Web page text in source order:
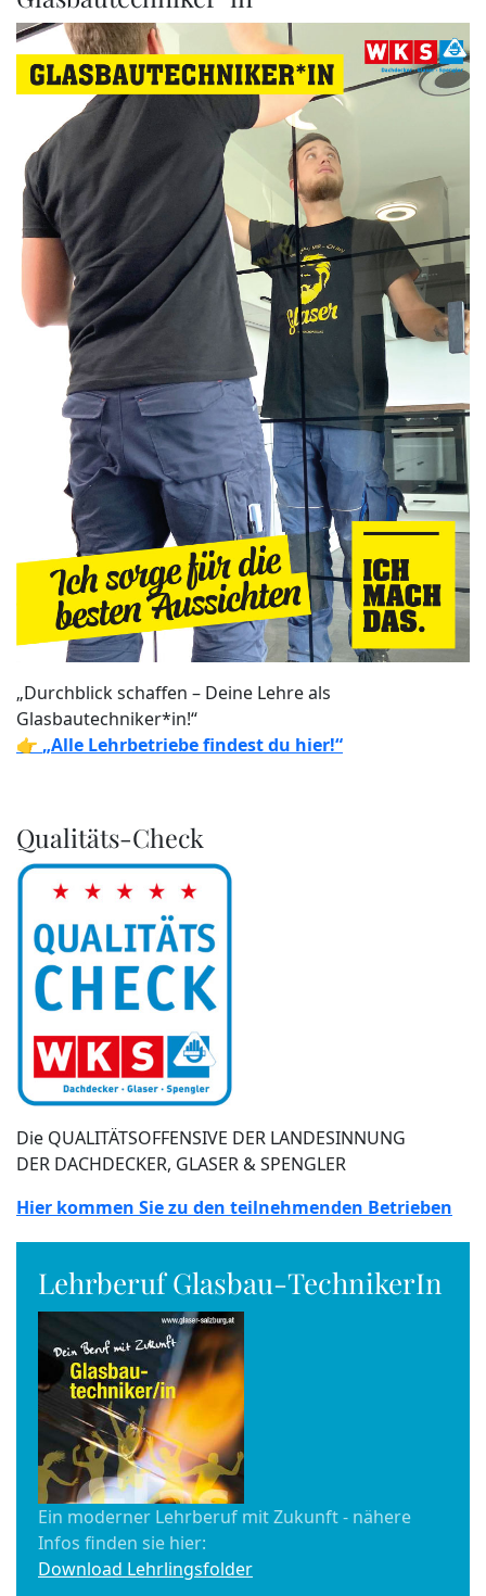
„Durchblick schaffen – Deine Lehre als
Glasbautechniker*in!“
👉 „Alle Lehrbetriebe findest du hier!“
Qualitäts-Check
Die QUALITÄTSOFFENSIVE DER LANDESINNUNG
DER DACHDECKER, GLASER & SPENGLER
Hier kommen Sie zu den teilnehmenden Betrieben
Lehrberuf Glasbau-TechnikerIn
Ein moderner Lehrberuf mit Zukunft - nähere
Infos finden sie hier:
Download Lehrlingsfolder